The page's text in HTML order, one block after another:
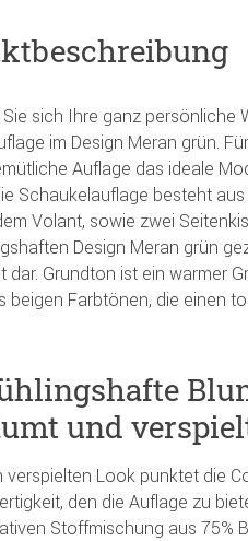
sich Ihre ganz persönliche
im Design Meran grün.
Auflage das ideale
Schaukelauflage besteht
Volant, sowie zwei
Design Meran grün
dar. Grundton ist ein warmer
beigen Farbtönen, die einen
und
verspielten Look punktet die
den die Auflage zu
Stoffmischung aus 75%